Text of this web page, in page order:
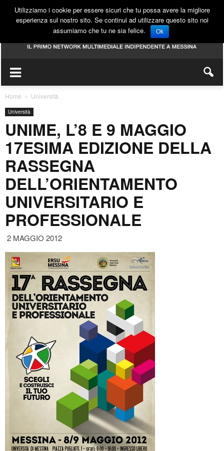
Home Università
Università
UNIME, L’8 E 9 MAGGIO
17ESIMA EDIZIONE DELLA
RASSEGNA
DELL’ORIENTAMENTO
UNIVERSITARIO E
PROFESSIONALE
2 MAGGIO 2012
Utilizziamo i cookie per essere sicuri che tu possa avere la migliore
esperienza sul nostro sito. Se continui ad utilizzare questo sito noi
assumiamo che tu ne sia felice.
Ok